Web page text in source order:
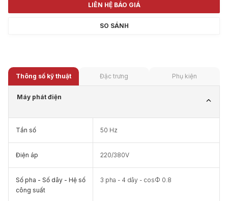
LIÊN HỆ BÁO GIÁ
SO SÁNH
Thông số kỹ thuật Đặc trưng Phụ kiện
Máy phát điện
Tần số 50 Hz
Điện áp 220/380V
Số pha - Số dây - Hệ số
công suất
3 pha - 4 dây - cosФ 0.8